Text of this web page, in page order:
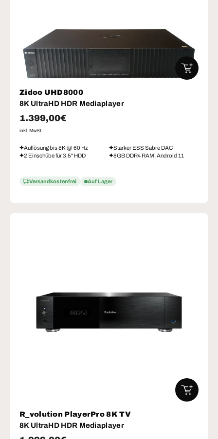
Zidoo UHD8000
8K UltraHD HDR Mediaplayer
Normaler Preis
1.399,00€
inkl. MwSt.
Auflösung bis 8K @ 60 Hz
Starker ESS Sabre DAC
2 Einschübe für 3,5" HDD
8GB DDR4 RAM, Android 11
Versandkostenfrei Auf Lager
IN DEN
R_volution PlayerPro 8K TV
8K UltraHD HDR Mediaplayer
IN DEN